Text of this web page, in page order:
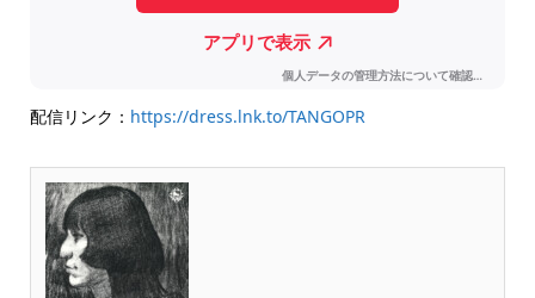
配信リンク： https://dress.lnk.to/TANGOPR